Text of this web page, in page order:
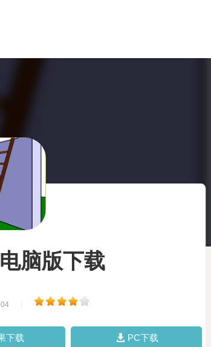
脑版下载
下载 PC下载